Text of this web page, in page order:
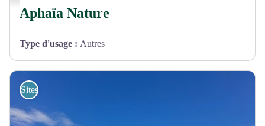
Aphaïa Nature
Type d'usage : Autres
Sites de visites